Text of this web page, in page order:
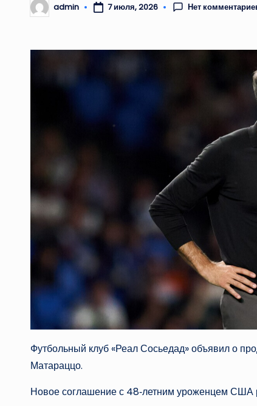
Запись
от
admin 7 июля, 2026 Нет
Футбольный клуб «Реал Сосьедад» объявил о
Матараццо.
Новое соглашение с 48‑летним уроженцем США